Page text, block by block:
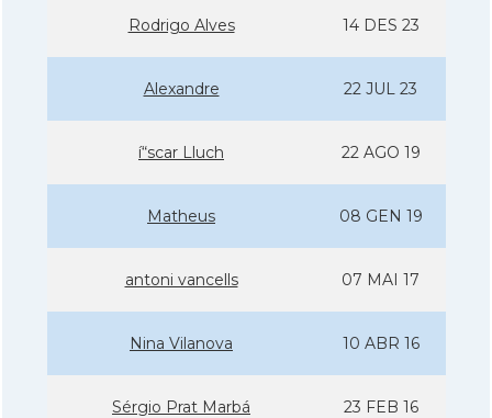
Rodrigo Alves 14 DES 23
Alexandre 22 JUL 23
í“scar Lluch 22 AGO 19
Matheus 08 GEN 19
antoni vancells 07 MAI 17
Nina Vilanova 10 ABR 16
Sérgio Prat Marbá 23 FEB 16